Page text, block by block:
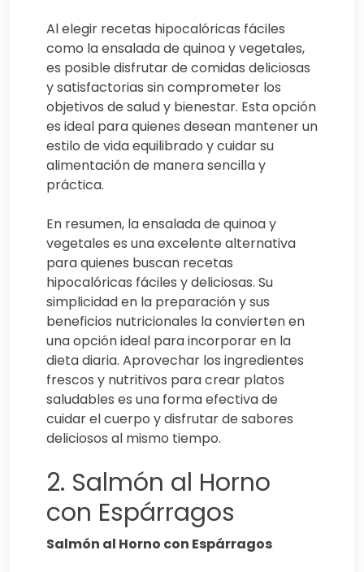
Al elegir recetas hipocalóricas fáciles
como la ensalada de quinoa y vegetales,
es posible disfrutar de comidas deliciosas
y satisfactorias sin comprometer los
objetivos de salud y bienestar. Esta opción
es ideal para quienes desean mantener un
estilo de vida equilibrado y cuidar su
alimentación de manera sencilla y
práctica.
En resumen, la ensalada de quinoa y
vegetales es una excelente alternativa
para quienes buscan recetas
hipocalóricas fáciles y deliciosas. Su
simplicidad en la preparación y sus
beneficios nutricionales la convierten en
una opción ideal para incorporar en la
dieta diaria. Aprovechar los ingredientes
frescos y nutritivos para crear platos
saludables es una forma efectiva de
cuidar el cuerpo y disfrutar de sabores
deliciosos al mismo tiempo.
2. Salmón al Horno
con Espárragos
Salmón al Horno con Espárragos